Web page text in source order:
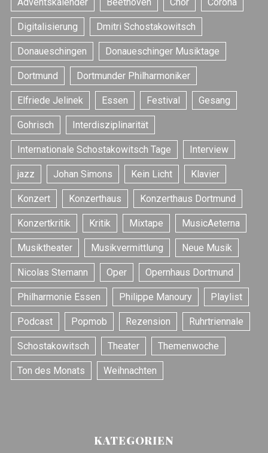
Digitalisierung Dmitri Schostakowitsch
Donaueschingen Donaueschinger Musiktage
Dortmund Dortmunder Philharmoniker
Elfriede Jelinek Essen Festival Gesang
Gohrisch Interdisziplinarität
Internationale Schostakowitsch Tage Interview
jazz Johan Simons Kein Licht Klavier
Konzert Konzerthaus Konzerthaus Dortmund
Konzertkritik Kritik Mixtape MusicAeterna
Musiktheater Musikvermittlung Neue Musik
Nicolas Stemann Oper Opernhaus Dortmund
Philharmonie Essen Philippe Manoury Playlist
Podcast Popmob Rezension Ruhrtriennale
Schostakowitsch Theater Themenwoche
Ton des Monats Weihnachten
KATEGORIEN